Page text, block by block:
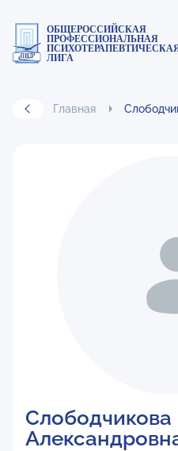
ОБЩЕРОССИЙСКАЯ
ПРОФЕССИОНАЛЬНАЯ
ЛИГА
Главная
Слободчикова